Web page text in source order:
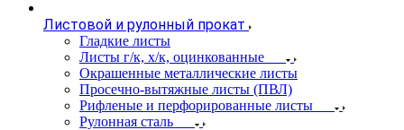
Листовой и рулонный прокат
Гладкие листы
Листы г/к, х/к, оцинкованные
Окрашенные металлические листы
Просечно-вытяжные листы (ПВЛ)
Рифленые и перфорированные листы
Рулонная сталь